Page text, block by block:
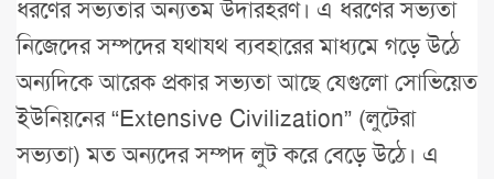
ধরণের সভ্যতার অন্যতম উদারহরণ। এ ধরণের সভ্যতা
নিজেদের সম্পদের যথাযথ ব্যবহারের মাধ্যমে গড়ে উঠে
অন্যদিকে আরেক প্রকার সভ্যতা আছে যেগুলো সোভিয়েত
ইউনিয়নের “Extensive Civilization” (লুটেরা
সভ্যতা) মত অন্যদের সম্পদ লুট করে বেড়ে উঠে। এ